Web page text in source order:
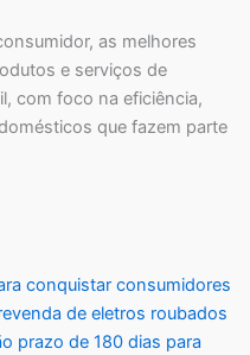
as melhores
e serviços de
com foco na eficiência,
que fazem parte
conquistar consumidores
de eletros roubados
prazo de 180 dias para